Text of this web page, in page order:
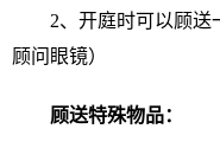
2、开庭时可以顾
顾问眼镜）
顾送特殊物品：